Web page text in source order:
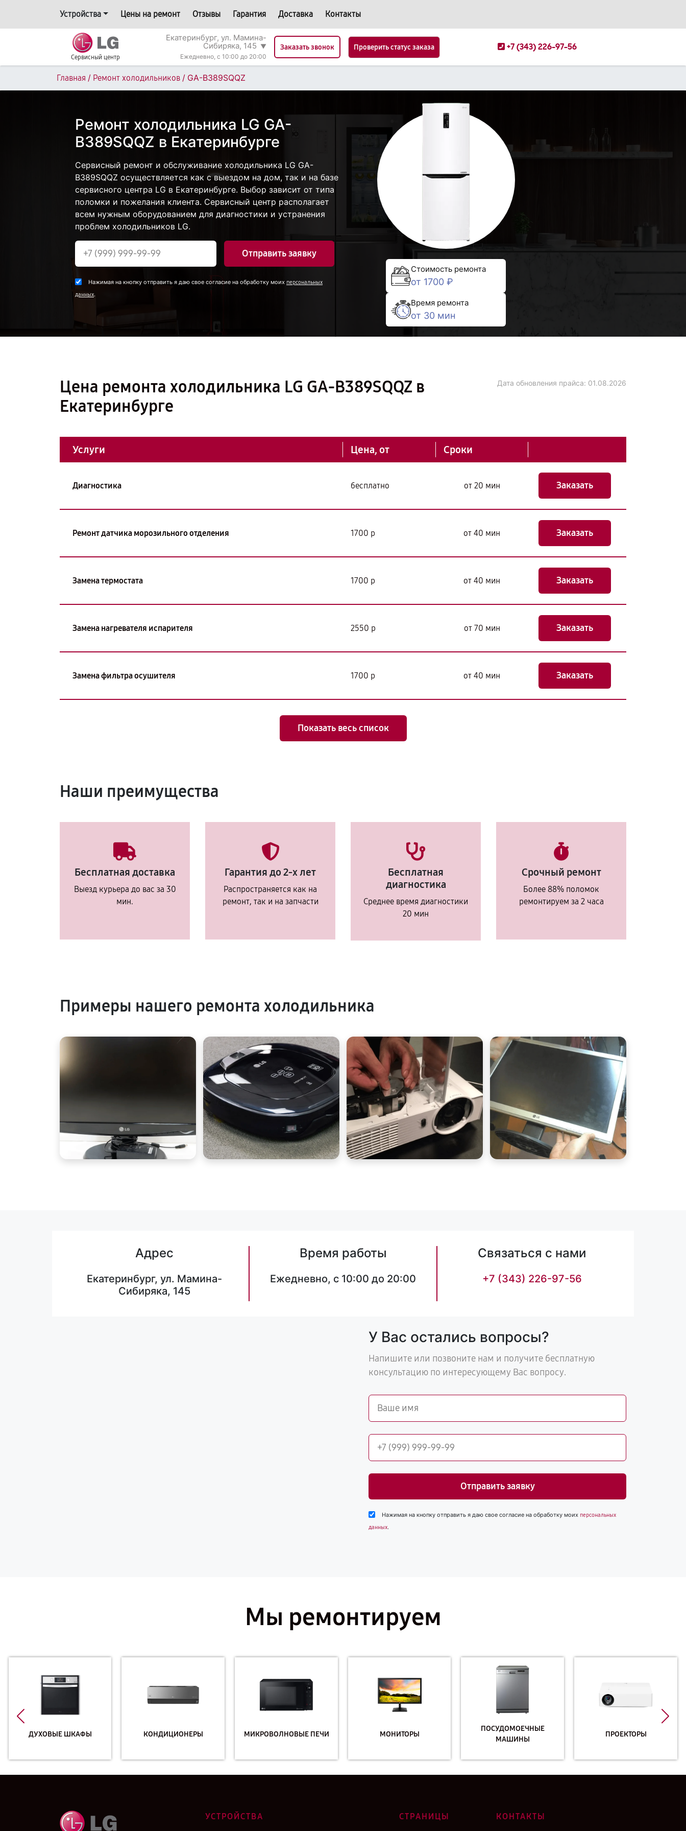
Устройства Цены на ремонт Отзывы Гарантия Доставка Контакты
Сервисный центр
Екатеринбург, ул. Мамина-
Сибиряка, 145 ▼
Ежедневно, с 10:00 до 20:00
Заказать звонок Проверить статус заказа +7 (343) 226-97-56
Главная / Ремонт холодильников / GA-B389SQQZ
Ремонт холодильника LG GA-
B389SQQZ в Екатеринбурге
Сервисный ремонт и обслуживание холодильника LG GA-
B389SQQZ осуществляется как с выездом на дом, так и на базе
сервисного центра LG в Екатеринбурге. Выбор зависит от типа
поломки и пожелания клиента. Сервисный центр располагает
всем нужным оборудованием для диагностики и устранения
проблем холодильников LG.
Отправить заявку
Нажимая на кнопку отправить я даю свое согласие на обработку моих персональных
данных.
Стоимость ремонта
от 1700 ₽
Время ремонта
от 30 мин
Цена ремонта холодильника LG GA-B389SQQZ в
Екатеринбурге
Дата обновления прайса: 01.08.2026
Услуги Цена, от Сроки
Диагностика бесплатно от 20 мин Заказать
Ремонт датчика морозильного отделения 1700 р от 40 мин Заказать
Замена термостата 1700 р от 40 мин Заказать
Замена нагревателя испарителя 2550 р от 70 мин Заказать
Замена фильтра осушителя 1700 р от 40 мин Заказать
Показать весь список
Наши преимущества
Бесплатная доставка
Выезд курьера до вас за 30
мин.
Гарантия до 2-х лет
Распространяется как на
ремонт, так и на запчасти
Бесплатная
диагностика
Среднее время диагностики
20 мин
Срочный ремонт
Более 88% поломок
ремонтируем за 2 часа
Примеры нашего ремонта холодильника
Адрес
Екатеринбург, ул. Мамина-
Сибиряка, 145
Время работы
Ежедневно, с 10:00 до 20:00
Связаться с нами
+7 (343) 226-97-56
У Вас остались вопросы?
Напишите или позвоните нам и получите бесплатную
консультацию по интересующему Вас вопросу.
Отправить заявку
Нажимая на кнопку отправить я даю свое согласие на обработку моих персональных
данных.
Мы ремонтируем
ДУХОВЫЕ ШКАФЫ КОНДИЦИОНЕРЫ МИКРОВОЛНОВЫЕ ПЕЧИ МОНИТОРЫ
ПОСУДОМОЕЧНЫЕ
МАШИНЫ
ПРОЕКТОРЫ
УСТРОЙСТВА СТРАНИЦЫ КОНТАКТЫ